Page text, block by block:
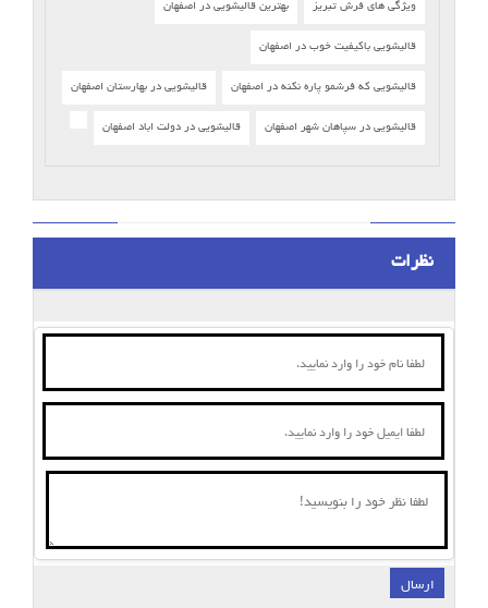
ویژگی های فرش تبریز بهترین قالیشویی در اصفهان
قالیشویی باکیفیت خوب در اصفهان
قالیشویی که فرشمو پاره نکنه در اصفهان قالیشویی در بهارستان اصفهان
قالیشویی در سپاهان شهر اصفهان قالیشویی در دولت اباد اصفهان
نظرات
ارسال